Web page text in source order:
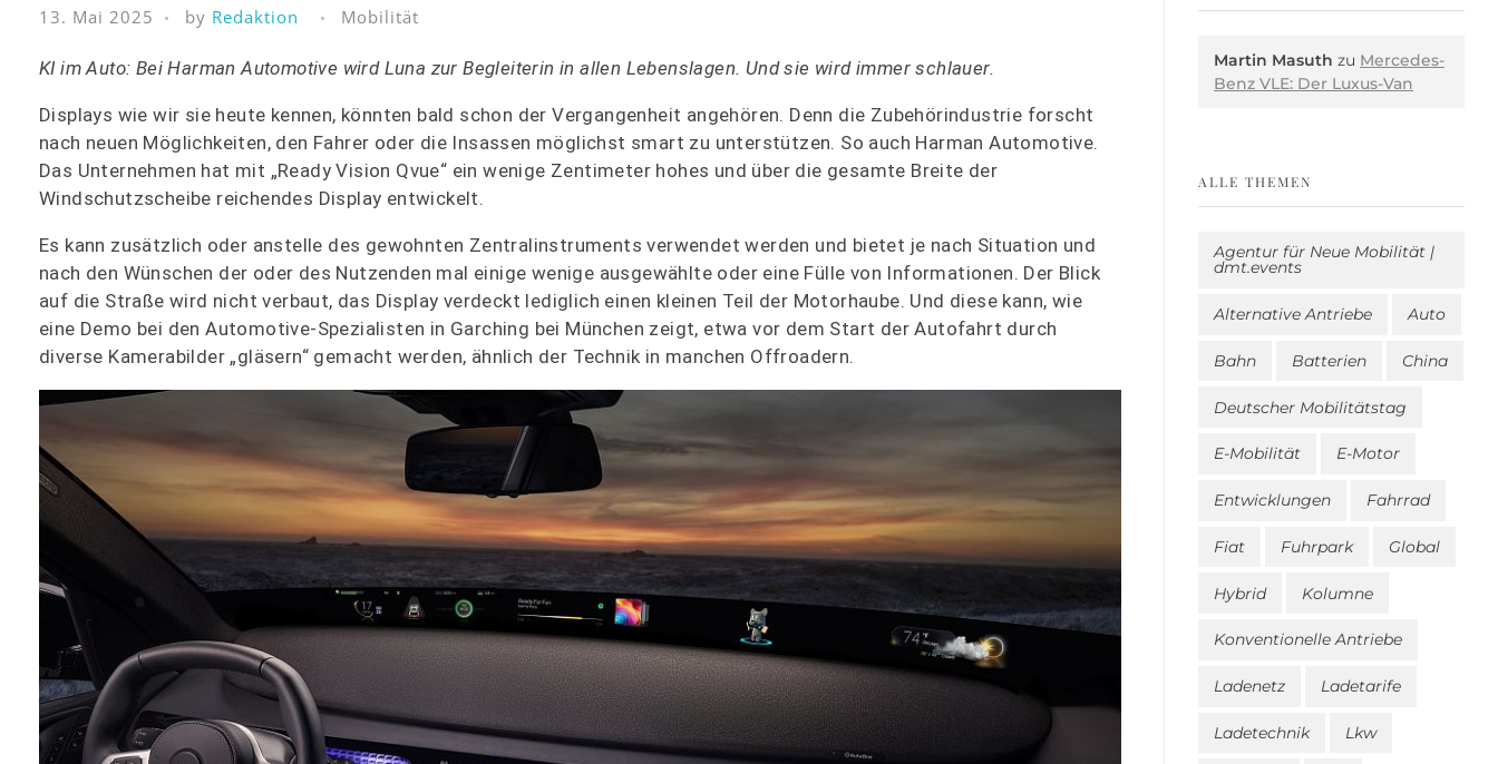
13. Mai 2025 by Redaktion Mobilität
KI im Auto: Bei Harman Automotive wird Luna zur Begleiterin in allen Lebenslagen. Und sie wird immer schlauer.
Displays wie wir sie heute kennen, könnten bald schon der Vergangenheit angehören. Denn die Zubehörindustrie forscht
nach neuen Möglichkeiten, den Fahrer oder die Insassen möglichst smart zu unterstützen. So auch Harman Automotive.
Das Unternehmen hat mit „Ready Vision Qvue“ ein wenige Zentimeter hohes und über die gesamte Breite der
Windschutzscheibe reichendes Display entwickelt.
Es kann zusätzlich oder anstelle des gewohnten Zentralinstruments verwendet werden und bietet je nach Situation und
nach den Wünschen der oder des Nutzenden mal einige wenige ausgewählte oder eine Fülle von Informationen. Der Blick
auf die Straße wird nicht verbaut, das Display verdeckt lediglich einen kleinen Teil der Motorhaube. Und diese kann, wie
eine Demo bei den Automotive-Spezialisten in Garching bei München zeigt, etwa vor dem Start der Autofahrt durch
diverse Kamerabilder „gläsern“ gemacht werden, ähnlich der Technik in manchen Offroadern.
Martin Masuth zu Mercedes-
Benz VLE: Der Luxus-Van
ALLE THEMEN
Agentur für Neue Mobilität |
dmt.events
Alternative Antriebe Auto
Bahn Batterien China
Deutscher Mobilitätstag
E-Mobilität E-Motor
Entwicklungen Fahrrad
Fiat Fuhrpark Global
Hybrid Kolumne
Konventionelle Antriebe
Ladenetz Ladetarife
Ladetechnik Lkw